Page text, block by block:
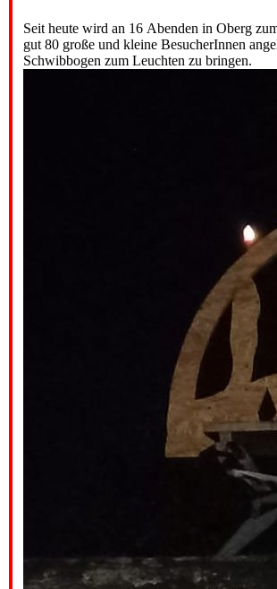
Seit heute wird an 16 Abenden in Oberg
gut 80 große und kleine BesucherInnen
Schwibbogen zum Leuchten zu bringen.